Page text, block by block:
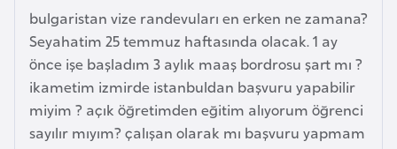
bulgaristan vize randevuları en erken ne zamana?
Seyahatim 25 temmuz haftasında olacak. 1 ay
önce işe başladım 3 aylık maaş bordrosu şart mı ?
ikametim izmirde istanbuldan başvuru yapabilir
miyim ? açık öğretimden eğitim alıyorum öğrenci
sayılır mıyım? çalışan olarak mı başvuru yapmam
i
l
İ
s
v